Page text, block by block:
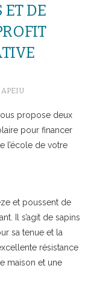
DE
propose deux
pour financer
l’école de votre
et poussent de
Il s’agit de sapins
sa tenue et la
résistance
maison et une